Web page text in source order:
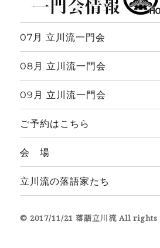
07月 立川流一門会
08月 立川流一門会
09月 立川流一門会
ご予約はこちら
会 場
立川流の落語家たち
© 2017/11/21 落語立川流 All